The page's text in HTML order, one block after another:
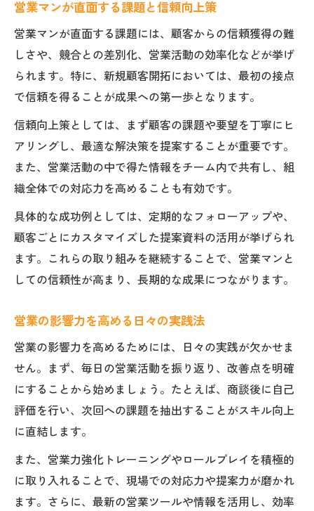
営業マンが直面する課題と信頼向上策
営業マンが直面する課題には、顧客からの信頼獲得の難
しさや、競合との差別化、営業活動の効率化などが挙げ
られます。特に、新規顧客開拓においては、最初の接点
で信頼を得ることが成果への第一歩となります。
信頼向上策としては、まず顧客の課題や要望を丁寧にヒ
アリングし、最適な解決策を提案することが重要です。
また、営業活動の中で得た情報をチーム内で共有し、組
織全体での対応力を高めることも有効です。
具体的な成功例としては、定期的なフォローアップや、
顧客ごとにカスタマイズした提案資料の活用が挙げられ
ます。これらの取り組みを継続することで、営業マンと
しての信頼性が高まり、長期的な成果につながります。
営業の影響力を高める日々の実践法
営業の影響力を高めるためには、日々の実践が欠かせま
せん。まず、毎日の営業活動を振り返り、改善点を明確
にすることから始めましょう。たとえば、商談後に自己
評価を行い、次回への課題を抽出することがスキル向上
に直結します。
また、営業力強化トレーニングやロールプレイを積極的
に取り入れることで、現場での対応力や提案力が磨かれ
ます。さらに、最新の営業ツールや情報を活用し、効率